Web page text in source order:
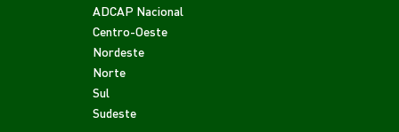
ADCAP Nacional
Centro-Oeste
Nordeste
Norte
Sul
Sudeste